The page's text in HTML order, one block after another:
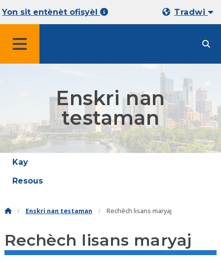
Yon sit entènèt ofisyèl Tradwi
Enskri nan
testaman
Kay
Resous
Enskri nan testaman Rechèch lisans maryaj
Rechèch lisans maryaj